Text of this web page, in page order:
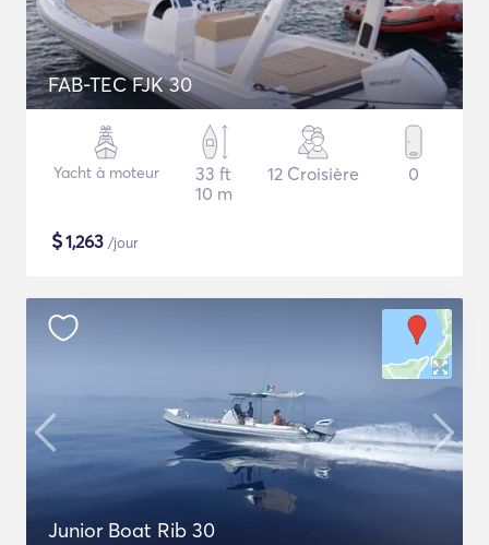
FAB-TEC FJK 30
Yacht à moteur
33 ft
10 m
12 Croisière 0
$1,263 /jour
Junior Boat Rib 30